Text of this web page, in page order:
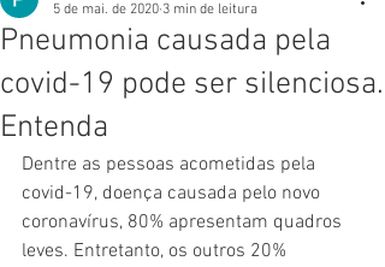
Pneumonia causada pela
covid-19 pode ser silenciosa.
Entenda
5 de mai. de 2020 3 min de leitura
Dentre as pessoas acometidas pela
covid-19, doença causada pelo novo
coronavírus, 80% apresentam quadros
leves. Entretanto, os outros 20%